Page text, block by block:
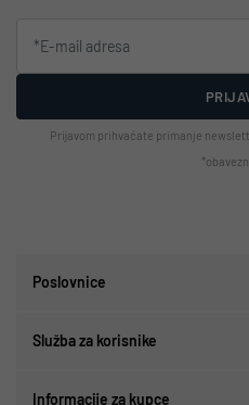
Prijavom prihvaćate primanje
Poslovnice
Služba za korisnike
Informacije za kupce